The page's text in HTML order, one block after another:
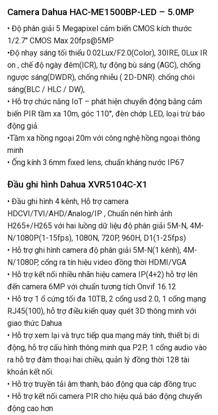
Camera Dahua HAC-ME1500BP-LED – 5.0MP
• Độ phân giải 5 Megapixel cảm biến CMOS kích thước
1/2.7″ CMOS Max 20fps@5MP
•Độ nhạy sáng tối thiểu 0.02Lux/F2.0(Color), 30IRE, 0Lux IR
on , chế độ ngày đêm(ICR), tự động bù sáng (AGC), chống
ngược sáng(DWDR), chống nhiễu ( 2D-DNR). chống chói
sáng(BLC / HLC / DW),
• Hỗ trợ chức năng IoT – phát hiện chuyển động bằng cảm
biến PIR tầm xa 10m, góc 110°, đèn chớp LED, loại trừ báo
động giả.
•Tầm xa hồng ngoại 20m với công nghệ hồng ngoại thông
minh
• Ống kính 3.6mm fixed lens, chuẩn kháng nước IP67
Đầu ghi hình Dahua XVR5104C-X1
• Đầu ghi hình 4 kênh, Hỗ trợ camera
HDCVI/TVI/AHD/Analog/IP , Chuẩn nén hình ảnh
H265+/H265 với hai luồng dữ liệu độ phân giải 5M-N, 4M-
N/1080P(1-15fps), 1080N, 720P, 960H, D1(1-25fps)
• Hỗ trợ ghi hình camera độ phân giải 5M-N(1 kênh), 4M-
N/1080P, cổng ra tín hiệu video đồng thời HDMI/VGA
• Hỗ trợ kết nối nhiều nhãn hiệu camera IP(4+2) hỗ trợ lên
đến camera 6MP với chuẩn tương tích Onvif 16.12
• Hỗ trợ 1 ổ cứng tối đa 10TB, 2 cổng usd 2.0, 1 cổng mạng
RJ45(100), hỗ trợ điều kiển quay quét 3D thông minh với
giao thức Dahua
• Hỗ trợ xem lại và trực tiếp qua mạng máy tính, thiết bị di
động, hỗ trợ cấu hình thông minh qua P2P, 1 cổng audio vào
ra hỗ trợ đàm thoại hai chiều, quản lý đồng thời 128 tài
khoản kết nối.
• Hỗ trợ truyền tải âm thanh, báo động qua cáp đồng trục
• Hỗ trợ kết nối camera PIR cho hiệu quả báo động chuyển
động cao hơn